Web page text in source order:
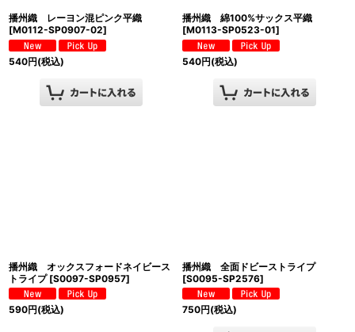
播州織 レーヨン混ピンク平織
[M0112-SP0907-02]
540円(税込)
播州織 綿100%サックス平織
[M0113-SP0523-01]
540円(税込)
播州織 オックスフォードネイビース
トライプ [S0097-SP0957]
590円(税込)
播州織 全面ドビーストライプ
[S0095-SP2576]
750円(税込)